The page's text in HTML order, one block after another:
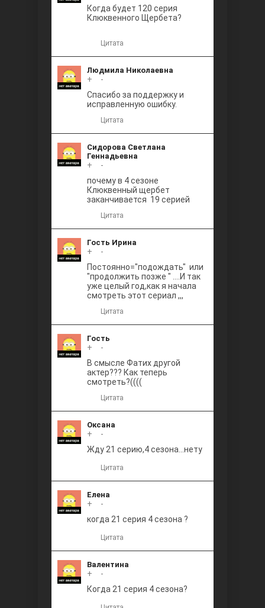
Между
Ветреный
Когда будет 120 серия
Клюквенного Щербета?
Цитата
Людмила Николаевна
+
-
Спасибо за поддержку и
исправленную ошибку.
Цитата
Сидорова Светлана
Геннадьевна
+
-
почему в 4 сезоне
Клюквенный щербет
заканчивается 19 серией
Цитата
Гость Ирина
+
-
Постоянно="подождать" или
"продолжить позже " ....И так
уже целый год,как я начала
смотреть этот сериал ,,,
Цитата
Гость
+
-
В смысле Фатих другой
актер??? Как теперь
смотреть?((((
Цитата
Оксана
+
-
Жду 21 серию,4 сезона...нету
Цитата
Елена
+
-
когда 21 серия 4 сезона ?
Цитата
Валентина
+
-
Когда 21 серия 4 сезона?